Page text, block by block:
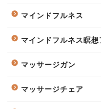
マインドフルネス
マインドフルネス瞑想
マッサージガン
マッサージチェア